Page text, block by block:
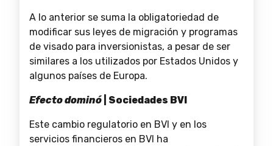
A lo anterior se suma la obligatoriedad de
modificar sus leyes de migración y programas
de visado para inversionistas, a pesar de ser
similares a los utilizados por Estados Unidos y
algunos países de Europa.
Efecto dominó | Sociedades BVI
Este cambio regulatorio en BVI y en los
servicios financieros en BVI ha